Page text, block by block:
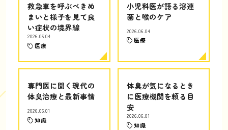
救急車を呼ぶべきめ
まいと様子を見て良
い症状の境界線
2026.06.04
医療
小児科医が語る溶連
菌と喉のケア
2026.06.04
医療
専門医に聞く現代の
体臭治療と最新事情
2026.06.01
知識
体臭が気になるとき
に医療機関を頼る目
安
2026.06.01
知識